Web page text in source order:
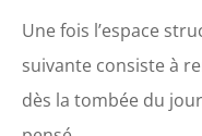
Une fois l’espace
suivante consiste à
dès la tombée du